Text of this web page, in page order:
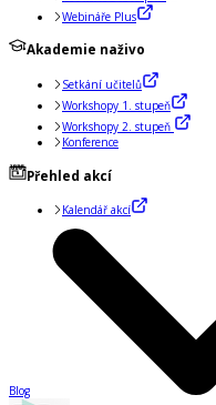
Webináře Plus
Akademie naživo
Setkání učitelů
Workshopy 1. stupeň
Workshopy 2. stupeň
Konference
Přehled akcí
Kalendář akcí
Blog